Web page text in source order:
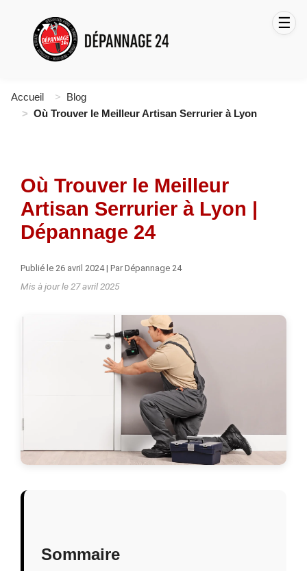
Accueil
Blog
Où Trouver le Meilleur Artisan Serrurier à Lyon
Où Trouver le Meilleur
Artisan Serrurier à Lyon |
Dépannage 24
Publié le 26 avril 2024| Par Dépannage 24
Mis à jour le 27 avril 2025
Sommaire